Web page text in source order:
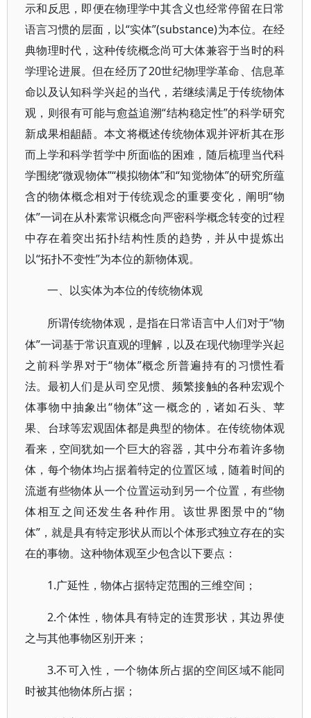
示和反思，即便在物理学中其含义也经常停留在日常
语言习惯的层面，以“实体”(substance)为本位。在经
典物理时代，这种传统概念尚可大体兼容于当时的科
学理论进展。但在经历了20世纪物理学革命、信息革
命以及认知科学兴起的当代，若继续满足于传统物体
观，则很有可能与愈益追溯“结构稳定性”的科学研究
新成果相龃龉。本文将概述传统物体观并评析其在形
而上学和科学哲学中所面临的困难，随后梳理当代科
学围绕“微观物体”“模拟物体”和“知觉物体”的研究所蕴
含的物体概念相对于传统观念的重要变化，阐明“物
体”一词在从朴素常识概念向严密科学概念转变的过程
中存在着突出拓扑结构性质的趋势，并从中提炼出
以“拓扑不变性”为本位的新物体观。
一、以实体为本位的传统物体观
所谓传统物体观，是指在日常语言中人们对于“物
体”一词基于常识直观的理解，以及在现代物理学兴起
之前科学界对于“物体”概念所普遍持有的习惯性看
法。最初人们是从司空见惯、频繁接触的各种宏观个
体事物中抽象出“物体”这一概念的，诸如石头、苹
果、台球等宏观固体都是典型的物体。在传统物体观
看来，空间犹如一个巨大的容器，其中分布着许多物
体，每个物体均占据着特定的位置区域，随着时间的
流逝有些物体从一个位置运动到另一个位置，有些物
体相互之间还发生各种作用。该世界图景中的“物
体”，就是具有特定形状从而以个体形式独立存在的实
在的事物。这种物体观至少包含以下要点：
1.广延性，物体占据特定范围的三维空间；
2.个体性，物体具有特定的连贯形状，其边界使
之与其他事物区别开来；
3.不可入性，一个物体所占据的空间区域不能同
时被其他物体所占据；